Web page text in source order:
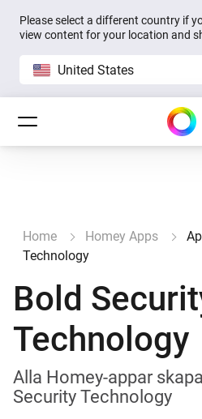
Please select a different country if
view content for your location and
United States
Home Homey Apps
Technology
Bold
Technology
Alla Homey-appar
Security Technology